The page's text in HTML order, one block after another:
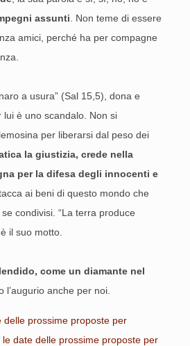
assunti . Non teme di essere
amici, perché ha per compagne
a usura” (Sal 15,5), dona e
lui è uno scandalo. Non si
per liberarsi dal peso dei
la giustizia, crede nella
per la difesa degli innocenti e
ai beni di questo mondo che
condivisi. “La terra produce
il suo motto.
come un diamante nel
l’augurio anche per noi.
prossime proposte per
date delle prossime proposte per